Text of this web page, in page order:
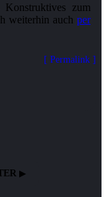
zum
weiterhin auch per
Permalink